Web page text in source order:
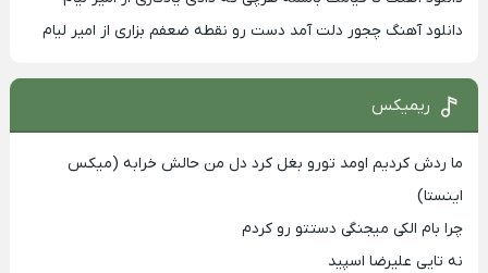
دانلود آهنگ چجور دلت آمد دست رو نقطه ضعفم بزاری از امیر لیام
ریمیکس
ما ردش کردیم اومد تورو بغل کرد دل من حالش خرابه (میکس
اینستا)
چرا بام الکی میجنگی دستتو رو کردم
نه تایی علیرضا اسپید